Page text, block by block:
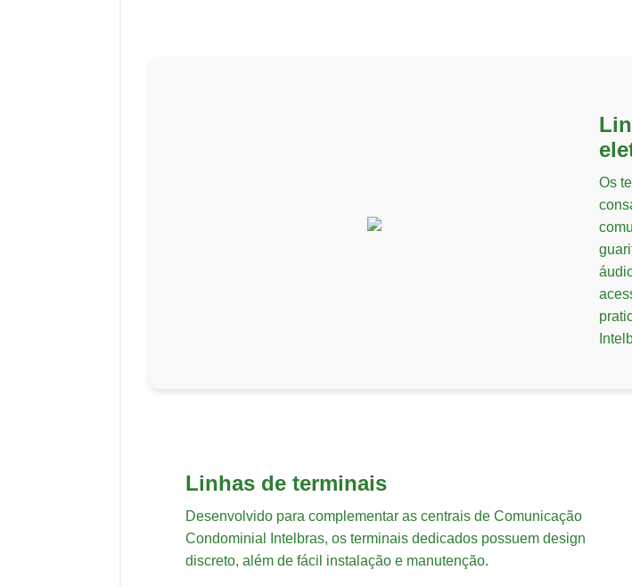
Os
Linhas de terminais
Desenvolvido para complementar as centrais de Comunicação
Condominial Intelbras, os terminais dedicados possuem design
discreto, além de fácil instalação e manutenção.